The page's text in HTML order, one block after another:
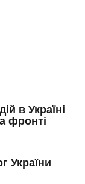
в Україні
фронті
України